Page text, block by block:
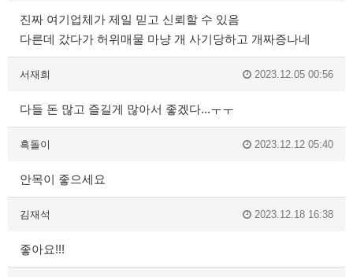
진짜 여기업체가 제일 믿고 신뢰할 수 있음
다른데 갔다가 허위매물 마냥 개 사기당하고 개짜증나네
서재희 2023.12.05 00:56
다들 돈 많고 즐길게 많아서 좋겠다...ㅜㅜ
흑돌이 2023.12.12 05:40
안목이 좋으세요
김재석 2023.12.18 16:38
좋아요!!!